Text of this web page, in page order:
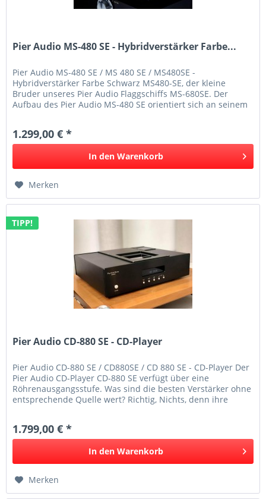
Pier Audio MS-480 SE - Hybridverstärker Farbe...
Pier Audio MS-480 SE / MS 480 SE / MS480SE -
Hybridverstärker Farbe Schwarz MS480-SE, der kleine
Bruder unseres Pier Audio Flaggschiffs MS-680SE. Der
Aufbau des Pier Audio MS-480 SE orientiert sich an seinem
1.299,00 € *
In den Warenkorb
Merken
TIPP!
Pier Audio CD-880 SE - CD-Player
Pier Audio CD-880 SE / CD880SE / CD 880 SE - CD-Player Der
Pier Audio CD-Player CD-880 SE verfügt über eine
Röhrenausgangsstufe. Was sind die besten Verstärker ohne
entsprechende Quelle wert? Richtig, Nichts, denn ihre
1.799,00 € *
In den Warenkorb
Merken